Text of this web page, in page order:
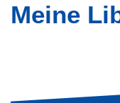
Meine